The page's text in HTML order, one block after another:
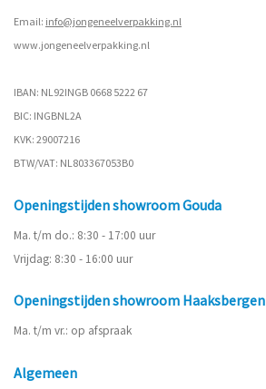
Email: info@jongeneelverpakking.nl
www.jongeneelverpakking.nl
IBAN: NL92INGB 0668 5222 67
BIC: INGBNL2A
KVK: 29007216
BTW/VAT: NL803367053B0
Openingstijden showroom Gouda
Ma. t/m do.: 8:30 - 17:00 uur
Vrijdag: 8:30 - 16:00 uur
Openingstijden showroom Haaksbergen
Ma. t/m vr.: op afspraak
Algemeen